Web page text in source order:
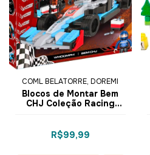
COML BELATORRE, DOREMI
Blocos de Montar Bem
CHJ Coleção Racing
R$99,99